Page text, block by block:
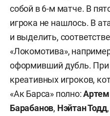
собой в 6-м матче. В
игрока не нашлось. В
и выделить,
«Локомотива»,
оформивший дубль.
креативных игроков,
«Ак Барса» полно:
Барабанов, Нэйтан Тодд